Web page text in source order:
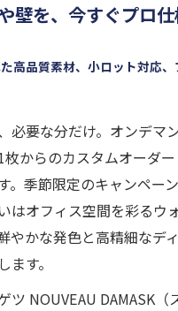
壁を、今すぐプロ
高品質素材、小ロット対応
必要な分だけ。オンデマ
からのカスタムオーダ
。季節限定のキャンペー
はオフィス空間を彩るウ
やかな発色と高精細なデ
ます。
ツ NOUVEAU DAMASK（